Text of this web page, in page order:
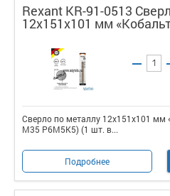
Rexant KR-91-0513
12х151х101 мм
Сверло по металлу 12х151х101 мм
M35 P6M5K5) (1 шт. в...
Подробнее